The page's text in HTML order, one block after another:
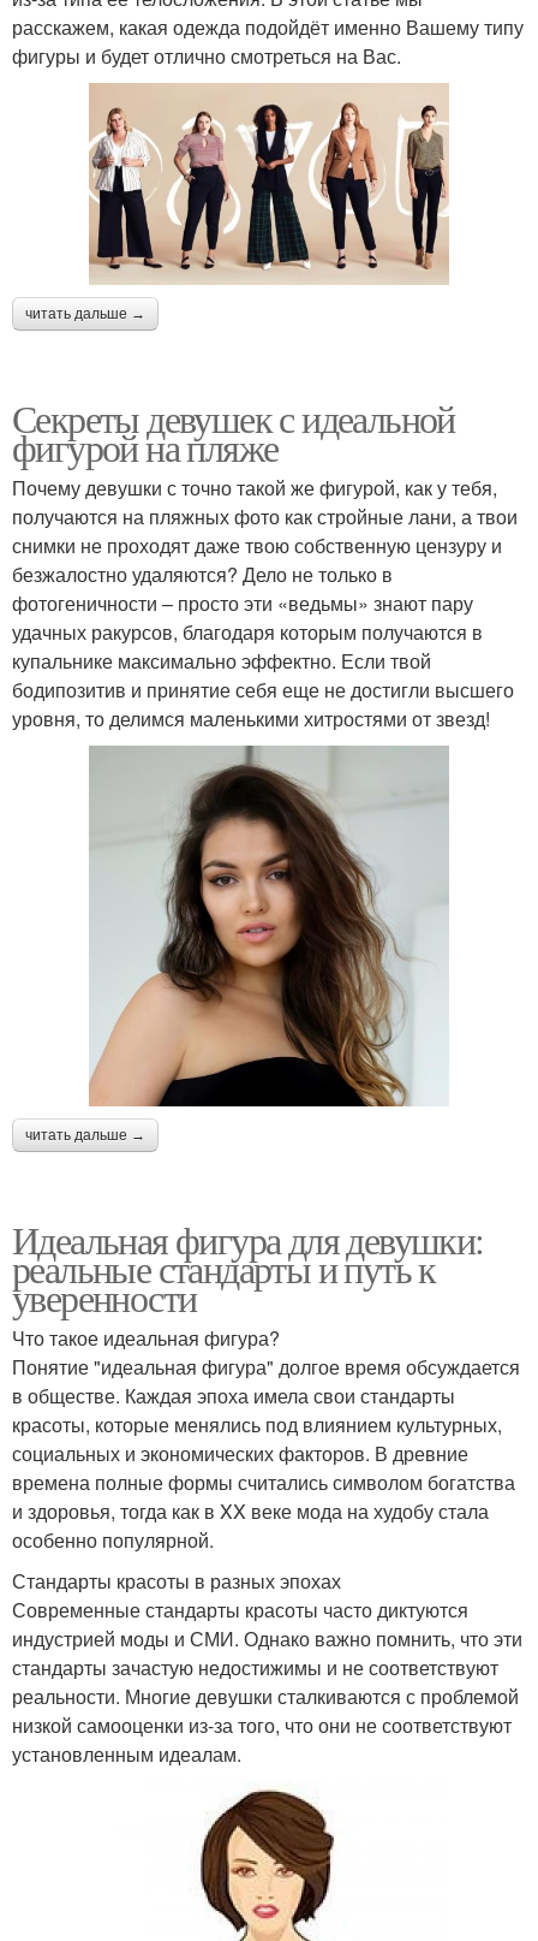
расскажем, какая одежда подойдёт именно Вашему типу
фигуры и будет отлично смотреться на Вас.
читать дальше →
Секреты девушек с идеальной
фигурой на пляже
Почему девушки с точно такой же фигурой, как у тебя,
получаются на пляжных фото как стройные лани, а твои
снимки не проходят даже твою собственную цензуру и
безжалостно удаляются? Дело не только в
фотогеничности – просто эти «ведьмы» знают пару
удачных ракурсов, благодаря которым получаются в
купальнике максимально эффектно. Если твой
бодипозитив и принятие себя еще не достигли высшего
уровня, то делимся маленькими хитростями от звезд!
читать дальше →
Идеальная фигура для девушки:
реальные стандарты и путь к
уверенности
Что такое идеальная фигура?
Понятие "идеальная фигура" долгое время обсуждается
в обществе. Каждая эпоха имела свои стандарты
красоты, которые менялись под влиянием культурных,
социальных и экономических факторов. В древние
времена полные формы считались символом богатства
и здоровья, тогда как в XX веке мода на худобу стала
особенно популярной.
Стандарты красоты в разных эпохах
Современные стандарты красоты часто диктуются
индустрией моды и СМИ. Однако важно помнить, что эти
стандарты зачастую недостижимы и не соответствуют
реальности. Многие девушки сталкиваются с проблемой
низкой самооценки из-за того, что они не соответствуют
установленным идеалам.